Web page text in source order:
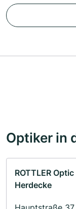
Optiker in
ROTTLER
Herdecke